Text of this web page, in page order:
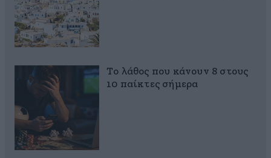
Το λάθος που κάνουν 8 στους
10 παίκτες σήμερα